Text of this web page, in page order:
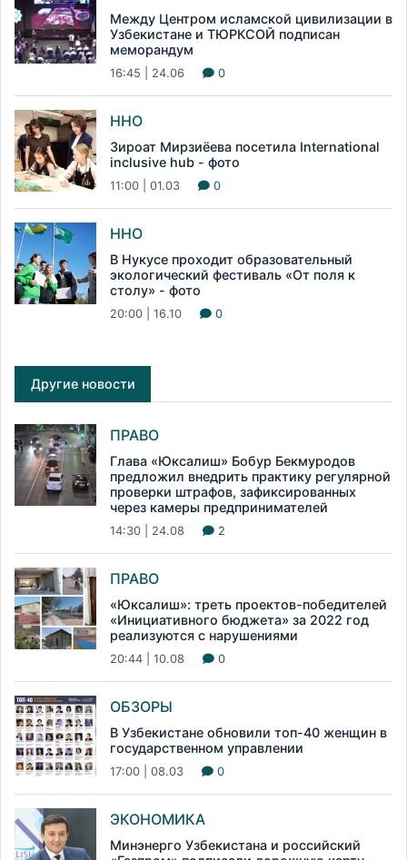
Между Центром исламской цивилизации в
Узбекистане и ТЮРКСОЙ подписан
меморандум
16:45 | 24.06 0
ННО
Зироат Мирзиёева посетила International
inclusive hub - фото
11:00 | 01.03 0
ННО
В Нукусе проходит образовательный
экологический фестиваль «От поля к
столу» - фото
20:00 | 16.10 0
Другие новости
ПРАВО
Глава «Юксалиш» Бобур Бекмуродов
предложил внедрить практику регулярной
проверки штрафов, зафиксированных
через камеры предпринимателей
14:30 | 24.08 2
ПРАВО
«Юксалиш»: треть проектов-победителей
«Инициативного бюджета» за 2022 год
реализуются с нарушениями
20:44 | 10.08 0
ОБЗОРЫ
В Узбекистане обновили топ-40 женщин в
государственном управлении
17:00 | 08.03 0
ЭКОНОМИКА
Минэнерго Узбекистана и российский